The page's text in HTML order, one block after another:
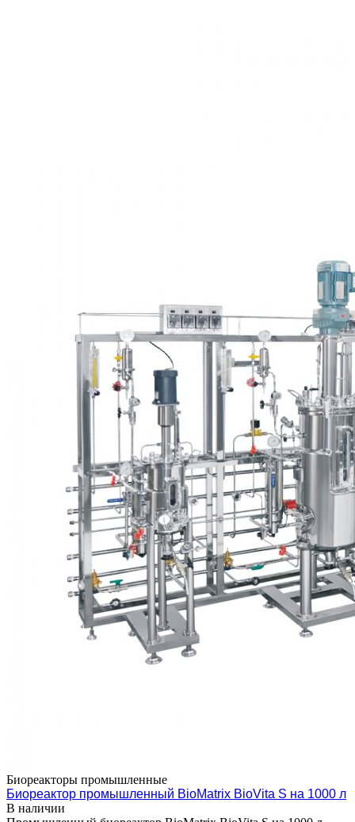
Биореакторы промышленные
Биореактор промышленный BioMatrix BioVita S на 1000 л
В наличии